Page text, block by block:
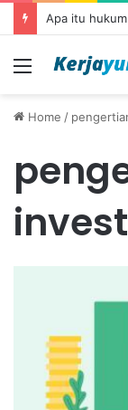
Apa itu hukum
Menu
Home /